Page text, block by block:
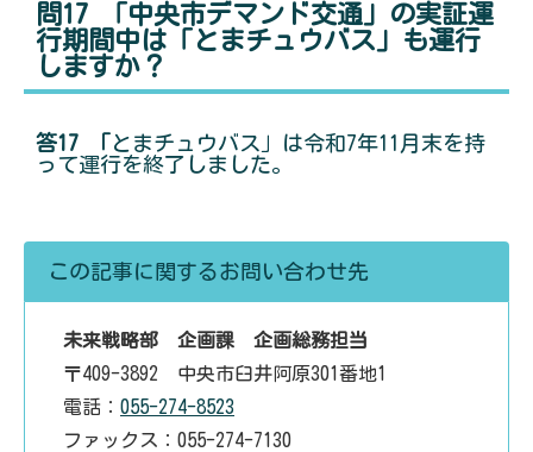
問17 「中央市デマンド交通」の実証運
行期間中は「とまチュウバス」も運行
しますか？
答17 「
とまチュウバス」は令和7年11月末を持
って運行を終了しました。
この記事に関するお問い合わせ先
未来戦略部 企画課 企画総務担当
〒409-3892 中央市臼井阿原301番地1
電話： 055-274-8523
ファックス：055-274-7130